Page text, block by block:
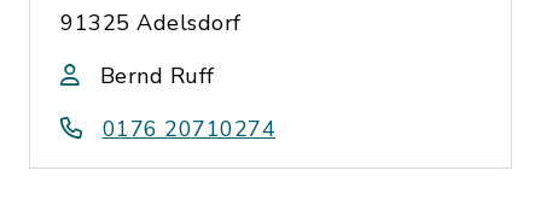
91325 Adelsdorf
Bernd Ruff
0176 20710274